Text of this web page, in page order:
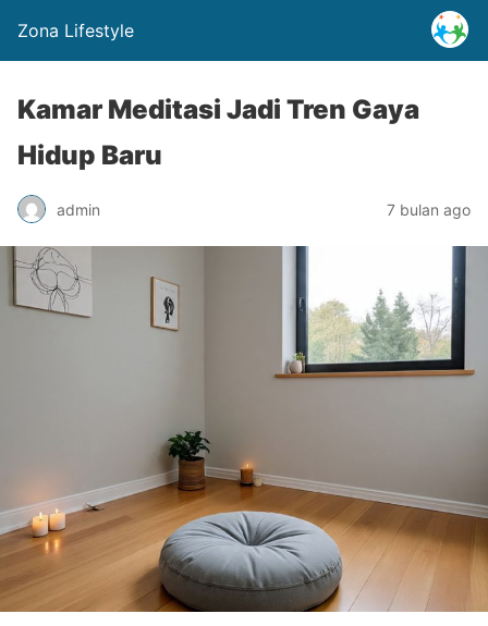
Zona Lifestyle
Kamar Meditasi Jadi Tren Gaya
Hidup Baru
admin 7 bulan ago